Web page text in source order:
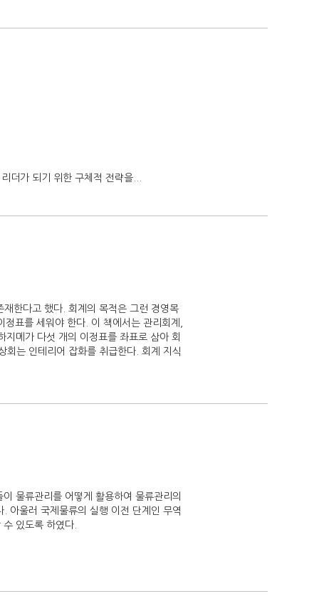
더가 되기 위한 구체적 전략을...
한다고 했다. 회계의 목적은 그런 경영목
표를 세워야 한다. 이 책에서는 관리회계,
메가 다섯 개의 이정표를 좌표로 삼아 회
회는 인테리어 잡화를 취급한다. 회계 지식
물류관리를 어떻게 활용하여 물류관리의
아울러 국제물류의 실행 이전 단계인 무역
있도록 하였다.